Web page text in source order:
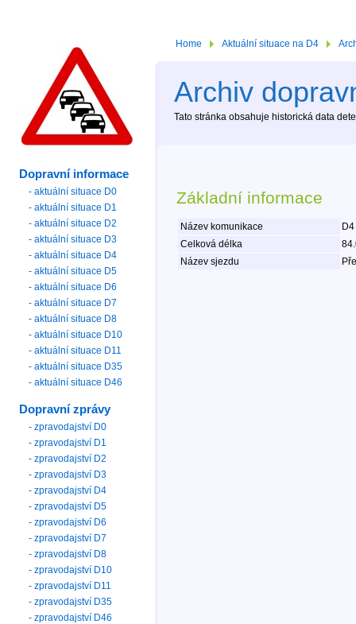
Home Aktuální situace na D4
Archiv
Tato stránka obsahuje historická data
Základní informace
Název komunikace
Celková délka
Název sjezdu
Dopravní informace
- aktuální situace D0
- aktuální situace D1
- aktuální situace D2
- aktuální situace D3
- aktuální situace D4
- aktuální situace D5
- aktuální situace D6
- aktuální situace D7
- aktuální situace D8
- aktuální situace D10
- aktuální situace D11
- aktuální situace D35
- aktuální situace D46
Dopravní zprávy
- zpravodajství D0
- zpravodajství D1
- zpravodajství D2
- zpravodajství D3
- zpravodajství D4
- zpravodajství D5
- zpravodajství D6
- zpravodajství D7
- zpravodajství D8
- zpravodajství D10
- zpravodajství D11
- zpravodajství D35
- zpravodajství D46